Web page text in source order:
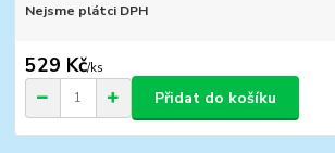
Nejsme plátci DPH
529 Kč/ks
Přidat do košíku